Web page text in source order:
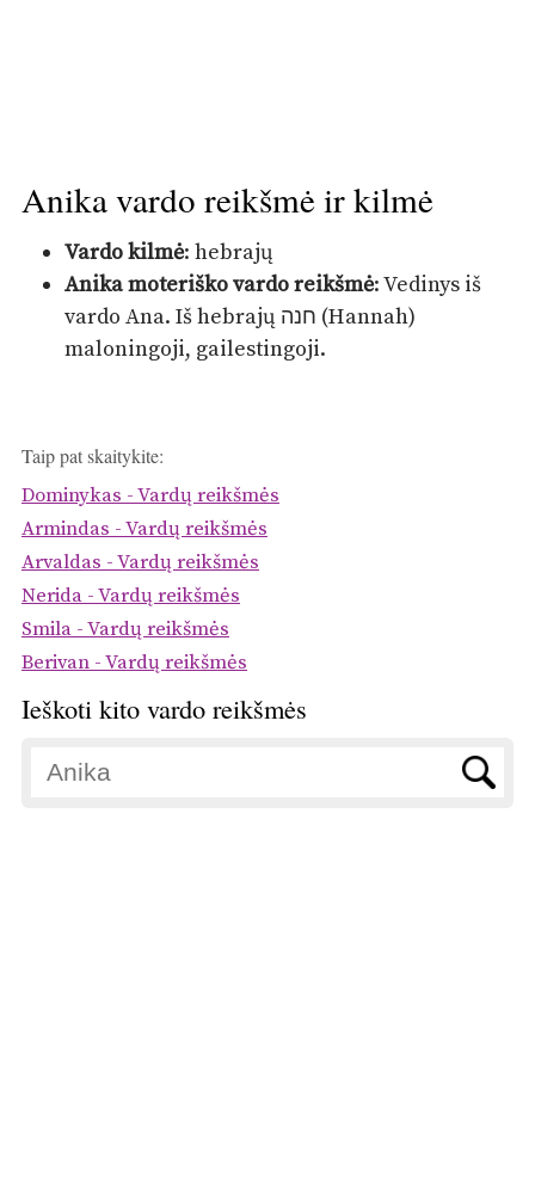
Anika vardo reikšmė ir kilmė
Vardo kilmė: hebrajų
Anika moteriško vardo reikšmė: Vedinys iš
vardo Ana. Iš hebrajų חנה (Hannah)
maloningoji, gailestingoji.
Taip pat skaitykite:
Dominykas - Vardų reikšmės
Armindas - Vardų reikšmės
Arvaldas - Vardų reikšmės
Nerida - Vardų reikšmės
Smila - Vardų reikšmės
Berivan - Vardų reikšmės
Ieškoti kito vardo reikšmės